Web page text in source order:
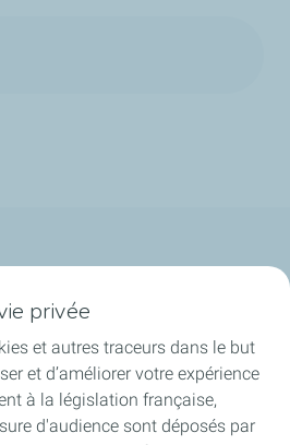
privée
et autres traceurs dans le but
et d’améliorer votre expérience
à la législation française,
d'audience sont déposés par